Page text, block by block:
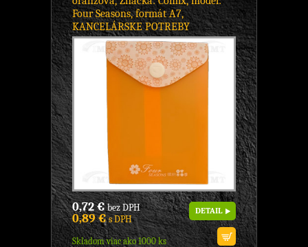
Four Seasons, formát A7,
KANCELÁRSKE POTREBY
0,72 €bez DPH
0,89 €s DPH
Skladom viac ako 1000 ks
DETAIL